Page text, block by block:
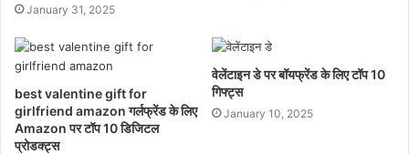
January 31, 2025
best valentine gift for
girlfriend amazon गर्लफ्रेंड के लिए
Amazon पर टॉप 10 डिजिटल
प्रोडक्ट्स
वेलेंटाइन डे पर बॉयफ्रेंड के लिए टॉप 10
गिफ्ट्स
January 10, 2025